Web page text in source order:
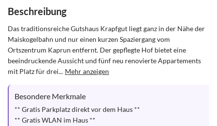
Beschreibung
Das traditionsreiche Gutshaus Krapfgut liegt ganz in der Nähe der
Maiskogelbahn und nur einen kurzen Spaziergang vom
Ortszentrum Kaprun entfernt. Der gepflegte Hof bietet eine
beeindruckende Aussicht und fünf neu renovierte Appartements
mit Platz für drei... Mehr anzeigen
Besondere Merkmale
** Gratis Parkplatz direkt vor dem Haus **
** Gratis WLAN im Haus **